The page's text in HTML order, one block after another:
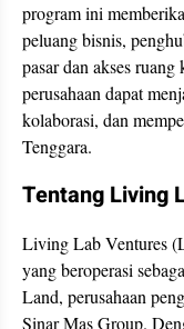
program ini
peluang bisnis,
pasar dan akses
perusahaan dapat
kolaborasi, dan
Tenggara.
Tentang Living
Living Lab Ventures
yang beroperasi
Land, perusahaan
Sinar Mas Group.